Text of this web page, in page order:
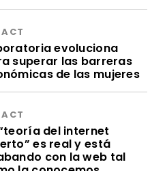
evoluciona
superar las barreras
de las mujeres
del internet
es real y está
con la web tal